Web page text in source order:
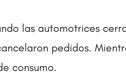
las automotrices
pedidos.
consumo.